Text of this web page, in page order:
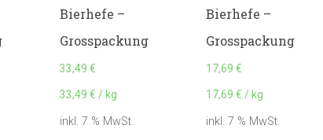
Bierhefe –
Grosspackung
33,49€
33,49€ / kg
inkl. 7 % MwSt.
Bierhefe –
Grosspackung
17,69€
17,69€ / kg
inkl. 7 % MwSt.